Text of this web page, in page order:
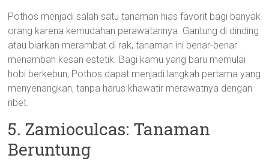
Pothos menjadi salah satu tanaman hias favorit bagi banyak
orang karena kemudahan perawatannya. Gantung di dinding
atau biarkan merambat di rak, tanaman ini benar-benar
menambah kesan estetik. Bagi kamu yang baru memulai
hobi berkebun, Pothos dapat menjadi langkah pertama yang
menyenangkan, tanpa harus khawatir merawatnya dengan
ribet.
5. Zamioculcas: Tanaman
Beruntung